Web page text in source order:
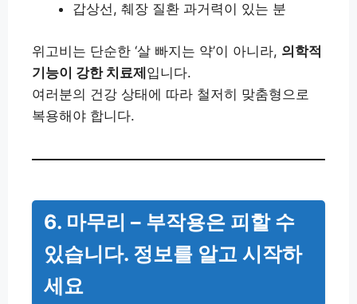
갑상선, 췌장 질환 과거력이 있는 분
위고비는 단순한 ‘살 빠지는 약’이 아니라, 의학적
기능이 강한 치료제입니다.
여러분의 건강 상태에 따라 철저히 맞춤형으로
복용해야 합니다.
6. 마무리 – 부작용은 피할 수
있습니다. 정보를 알고 시작하
세요